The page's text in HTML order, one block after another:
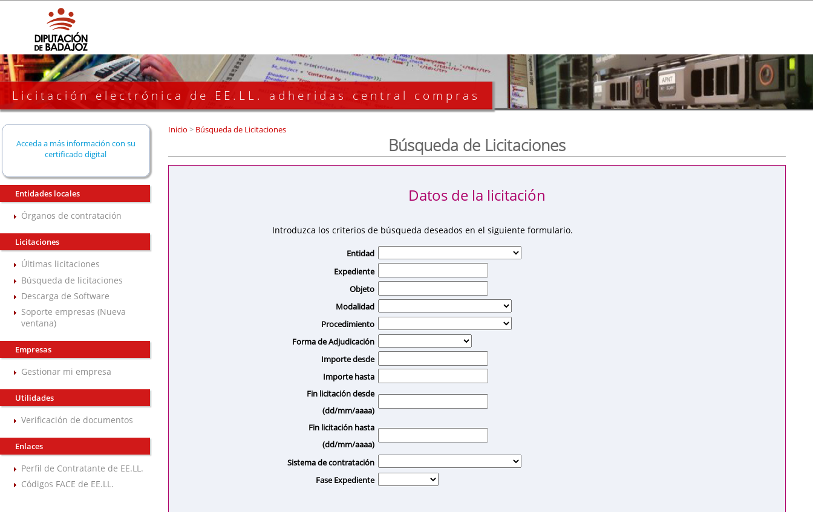
Licitación electrónica de EE.LL. adheridas central compras
Acceda a más información con su
certificado digital
Entidades locales
Órganos de contratación
Licitaciones
Últimas licitaciones
Búsqueda de licitaciones
Descarga de Software
Soporte empresas (Nueva
ventana)
Empresas
Gestionar mi empresa
Utilidades
Verificación de documentos
Enlaces
Perfil de Contratante de EE.LL.
Códigos FACE de EE.LL.
Inicio >Búsqueda de Licitaciones
Búsqueda de Licitaciones
Introduzca los criterios de búsqueda deseados en el siguiente formulario.
Datos de la licitación
Entidad
Expediente
Objeto
Modalidad
Procedimiento
Forma de Adjudicación
Importe desde
Importe hasta
Fin licitación desde
(dd/mm/aaaa)
Fin licitación hasta
(dd/mm/aaaa)
Sistema de contratación
Fase Expediente